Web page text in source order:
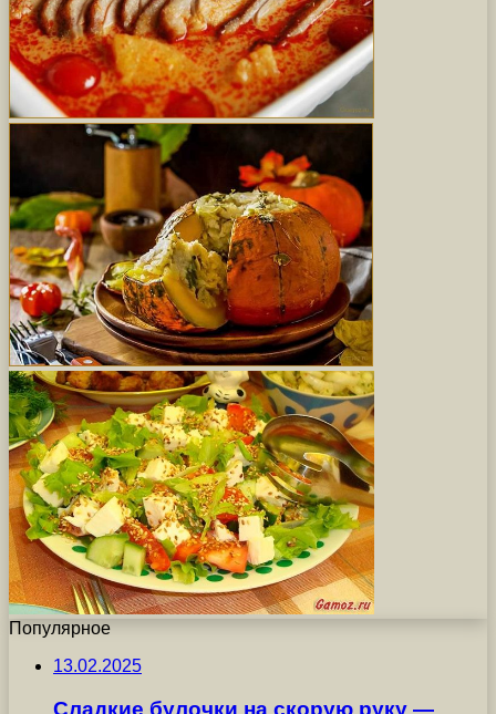
Популярное
13.02.2025
Сладкие булочки на скорую руку —